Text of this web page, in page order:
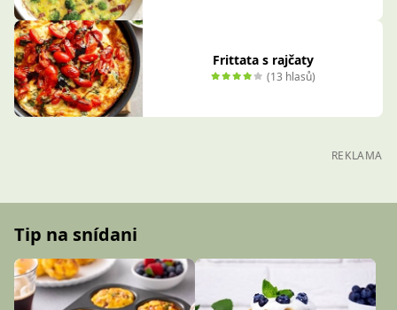
Frittata s rajčaty
(13 hlasů)
REKLAMA
Tip na snídani